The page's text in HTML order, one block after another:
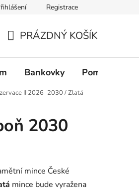
Registrace
PRÁZDNÝ KOŠÍK
Bankovky Pomůcky
II 2026–2030 /Zlatá
2030
mince České
mince bude vyražena